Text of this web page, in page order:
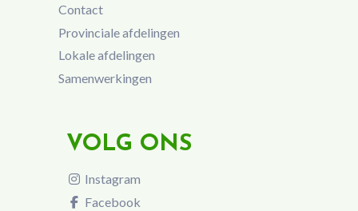
Contact
Provinciale afdelingen
Lokale afdelingen
Samenwerkingen
VOLG ONS
Instagram
Facebook